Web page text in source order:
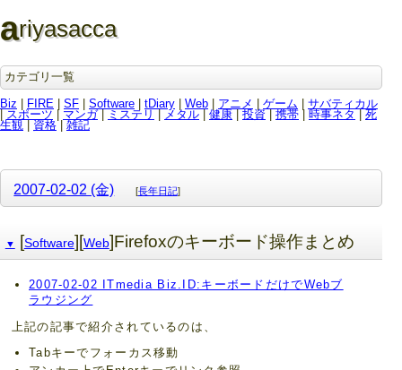
ariyasacca
カテゴリ一覧
Biz
FIRE SF Software tDiary Web アニメ ゲーム
サバティカル
スポーツ | マンガ| ミステリ メタル 健康 投資 携帯 | 時事ネタ
死
生観
資格| 雑記
2007-02-02 (金) [長年日記]
▼ [Software][Web]Firefoxのキーボード操作まとめ
2007-02-02 ITmedia Biz.ID:キーボードだけでWebブ
ラウジング
上記の記事で紹介されているのは、
Tabキーでフォーカス移動